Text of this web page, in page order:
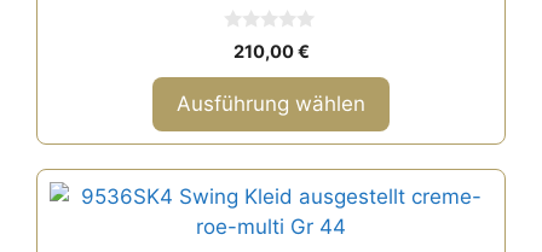
o
n
5
210,00€
Ausführung wählen